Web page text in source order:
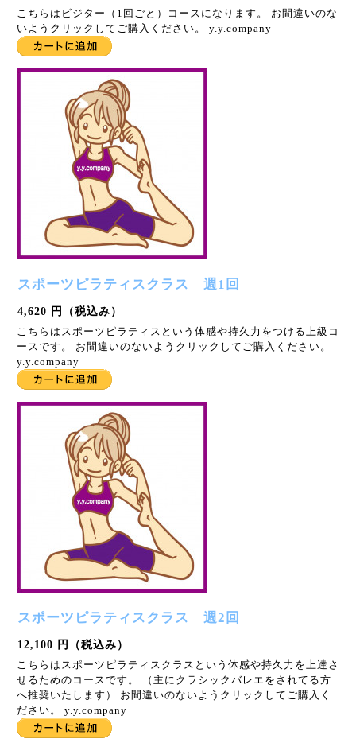
こちらはビジター（1回ごと）コースになります。 お間違いのな
いようクリックしてご購入ください。 y.y.company
スポーツピラティスクラス 週1回
4,620 円（税込み）
こちらはスポーツピラティスという体感や持久力をつける上級コ
ースです。 お間違いのないようクリックしてご購入ください。
y.y.company
スポーツピラティスクラス 週2回
12,100 円（税込み）
こちらはスポーツピラティスクラスという体感や持久力を上達さ
せるためのコースです。 （主にクラシックバレエをされてる方
へ推奨いたします） お間違いのないようクリックしてご購入く
ださい。 y.y.company